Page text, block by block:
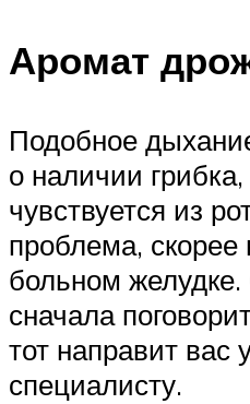
Аромат
Подобное
о наличии
чувствуется из
проблема, скорее
больном
сначала
тот направит вас
специалисту.